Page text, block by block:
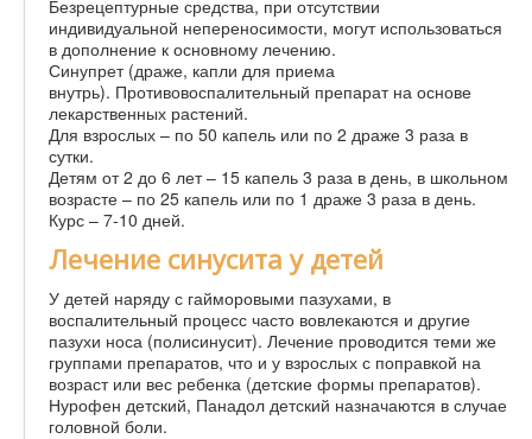
Безрецептурные средства, при отсутствии
индивидуальной непереносимости, могут использоваться
в дополнение к основному лечению.
Синупрет (драже, капли для приема
внутрь). Противовоспалительный препарат на основе
лекарственных растений.
Для взрослых – по 50 капель или по 2 драже 3 раза в
сутки.
Детям от 2 до 6 лет – 15 капель 3 раза в день, в школьном
возрасте – по 25 капель или по 1 драже 3 раза в день.
Курс – 7-10 дней.
Лечение синусита у детей
У детей наряду с гайморовыми пазухами, в
воспалительный процесс часто вовлекаются и другие
пазухи носа (полисинусит). Лечение проводится теми же
группами препаратов, что и у взрослых с поправкой на
возраст или вес ребенка (детские формы препаратов).
Нурофен детский, Панадол детский назначаются в случае
головной боли.